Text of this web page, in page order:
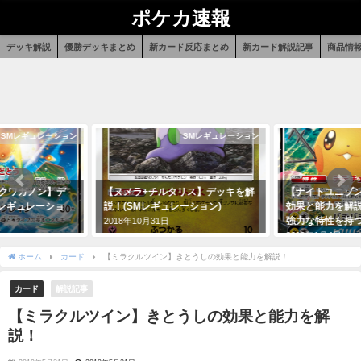
ポケカ速報
デッキ解説 優勝デッキまとめ 新カード反応まとめ 新カード解説記事 商品情
SMレギュレーション
ワガノン】デ
ギュレーショ
SMレギュレーション
【ヌメラ+チルタリス】デッキを解
説！(SMレギュレーション)
2018年10月31日
【ナイトユニゾ
効果と能力を解
強力な特性を持
2019年1月4日
ホーム カード 【ミラクルツイン】きとうしの効果と能力を解説！
カード 解説記事
【ミラクルツイン】きとうしの効果と能力を解
説！